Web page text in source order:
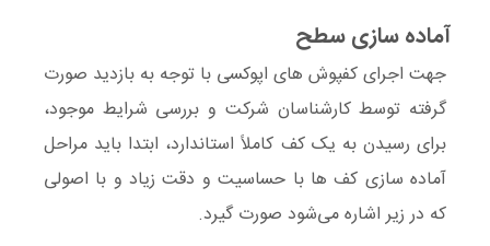
آماده سازی سطح
جهت اجرای کفپوش های اپوکسی با توجه به بازدید صورت
گرفته توسط کارشناسان شرکت و بررسی شرایط موجود،
برای رسیدن به یک کف کاملاً استاندارد، ابتدا باید مراحل
آماده سازی کف ها با حساسیت و دقت زیاد و با اصولی
که در زیر اشاره می‌شود صورت گیرد.